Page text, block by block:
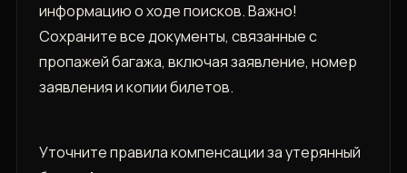
информацию о ходе поисков. Важно!
Сохраните все документы, связанные с
пропажей багажа, включая заявление, номер
заявления и копии билетов.
Уточните правила компенсации за утерянный